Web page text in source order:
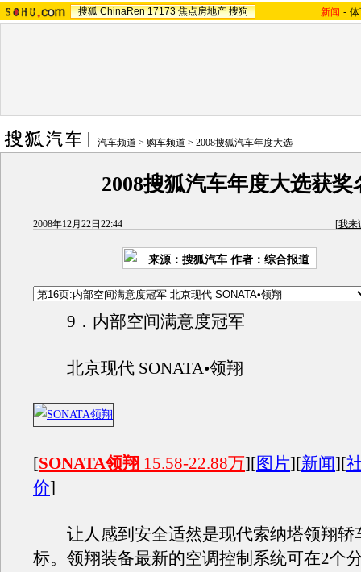
搜狐 ChinaRen 17173 焦点房地产 搜狗 新闻 -
汽车频道 > 购车频道 > 2008搜狐汽车年度大选
2008搜狐汽车年度大选获奖
2008年12月22日22:44 [我来
来源：搜狐汽车 作者：综合报道
9．内部空间满意度冠军
北京现代 SONATA•领翔
[SONATA领翔 15.58-22.88万][图片][新闻][
价]
让人感到安全适然是现代索纳塔领翔轿
标。领翔装备最新的空调控制系统可在2个